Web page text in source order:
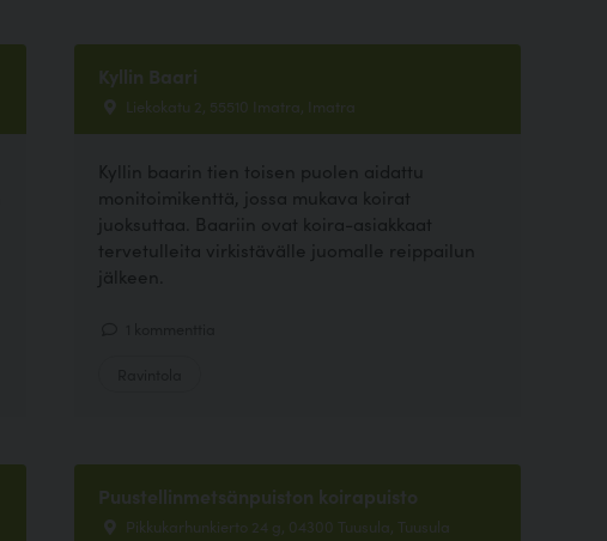
Kyllin Baari
Liekokatu 2, 55510 Imatra, Imatra
Kyllin baarin tien toisen puolen aidattu
monitoimikenttä, jossa mukava koirat
juoksuttaa. Baariin ovat koira-asiakkaat
tervetulleita virkistävälle juomalle reippailun
jälkeen.
Puustellinmetsänpuiston koirapuisto
Pikkukarhunkierto 24 g, 04300 Tuusula, Tuusula